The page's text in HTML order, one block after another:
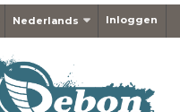
Inloggen
Nederlands